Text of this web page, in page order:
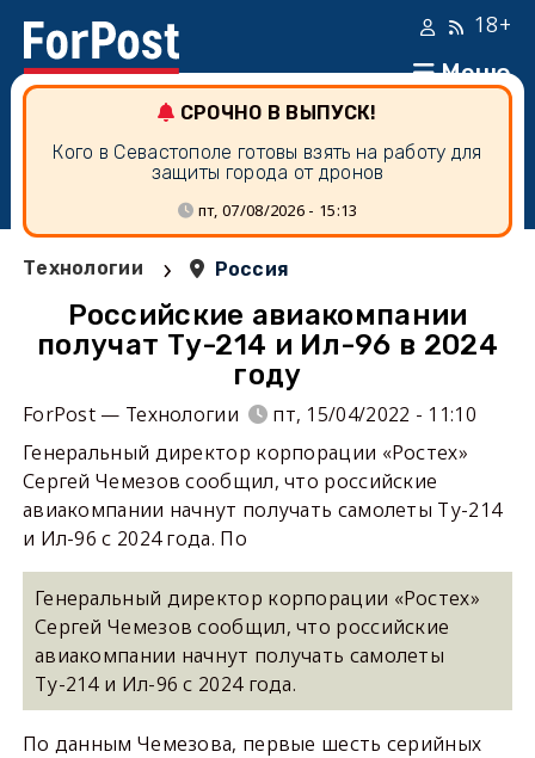
Меню
18+
СРОЧНО В ВЫПУСК!
Кого в Севастополе готовы взять на работу для
защиты города от дронов
пт, 07/08/2026 - 15:13
Технологии › Россия
Российские авиакомпании
получат Ту-214 и Ил-96 в 2024
году
ForPost — Технологии
пт, 15/04/2022 - 11:10
Генеральный директор корпорации «Ростех»
Сергей Чемезов сообщил, что российские
авиакомпании начнут получать самолеты Ту-214
и Ил-96 с 2024 года. По
Генеральный директор корпорации «Ростех»
Сергей Чемезов сообщил, что российские
авиакомпании начнут получать самолеты
Ту-214 и Ил-96 с 2024 года.
По данным Чемезова, первые шесть серийных